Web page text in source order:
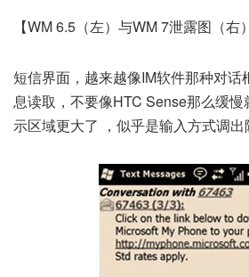
【WM 6.5（左）与WM 7泄露图（右
短信界面，越来越像IM软件那种对话
息读取，不要像HTC Sense那么缓慢
示区域更大了 ，似乎是输入方式调出